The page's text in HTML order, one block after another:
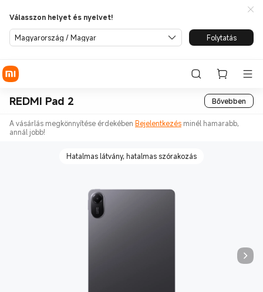
Válasszon helyet és nyelvet!
Magyarország / Magyar Folytatás
REDMI Pad 2 Bővebben
A vásárlás megkönnyítése érdekében Bejelentkezés minél hamarabb,
annál jobb!
Hatalmas látvány, hatalmas szórakozás